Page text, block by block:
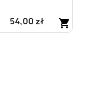
shopping_cart
54,00 zł